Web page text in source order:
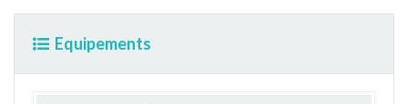
Equipements